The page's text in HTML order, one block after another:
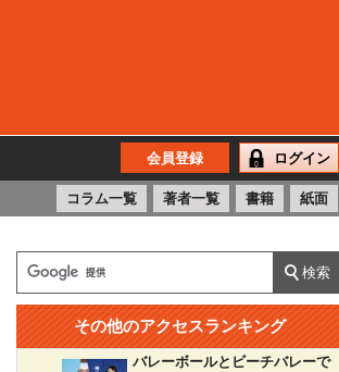
会員登録 ログイン
コラム一覧 著者一覧 書籍 紙面
その他のアクセスランキング
バレーボールとビーチバレーで